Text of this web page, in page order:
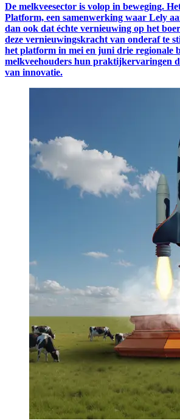
De melkveesector is volop in beweging.
Platform, een samenwerking waar Lely
dan ook dat échte vernieuwing op het
deze vernieuwingskracht van onderaf te
het platform in mei en juni drie regionale
melkveehouders hun praktijkervaringen
van innovatie.